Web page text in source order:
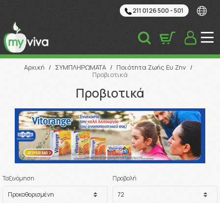
211 0126 500 - 501
Αναζήτηση
Αρχική / ΣΥΜΠΛΗΡΩΜΑΤΑ / Ποιότητα Ζωής Ευ Ζην /
Προβιοτικά
Προβιοτικά
Ταξινόμηση Προβολή